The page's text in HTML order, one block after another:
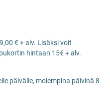
€ + alv. Lisäksi voit
hintaan 15€ + alv.
päivälle, molempina päivinä 8